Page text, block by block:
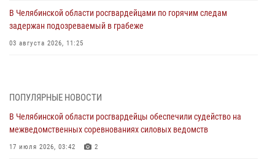
В Челябинской области росгвардейцами по горячим следам
задержан подозреваемый в грабеже
03 августа 2026, 11:25
03 августа 2026, 09:22 1
Авиация Росгвардии совершила более 250 санитарных вылетов в
Донецкой Народной Республике
31 июля 2026, 11:33
ПОПУЛЯРНЫЕ НОВОСТИ
В Челябинской области росгвардейцы обеспечили судейство на
межведомственных соревнованиях силовых ведомств
17 июля 2026, 03:42 2